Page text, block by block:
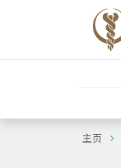
主页